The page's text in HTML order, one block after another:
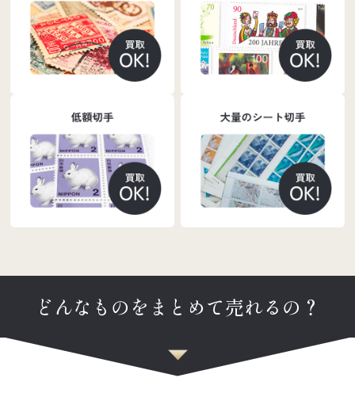
どんなものをまとめて売れるの？